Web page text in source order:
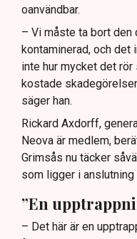
oanvändbar.
– Vi måste ta bort den
kontaminerad, och det
inte hur mycket det rör
kostade
säger han.
Rickard Axdorff,
Neova är medlem,
Grimsås nu täcker
som ligger i anslutning
”En
– Det här är en